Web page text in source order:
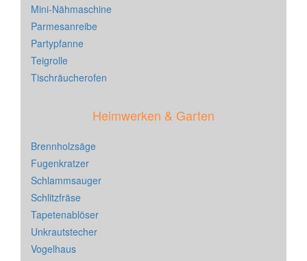
Mini-Nähmaschine
Parmesanreibe
Partypfanne
Teigrolle
Tischräucherofen
Heimwerken & Garten
Brennholzsäge
Fugenkratzer
Schlammsauger
Schlitzfräse
Tapetenablöser
Unkrautstecher
Vogelhaus